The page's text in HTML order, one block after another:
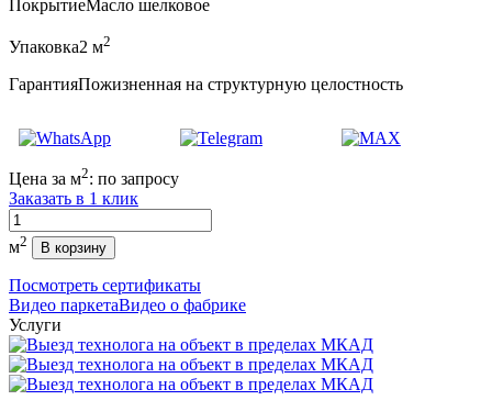
ПокрытиеМасло шелковое
Упаковка2 м2
ГарантияПожизненная на структурную целостность
Цена за м2: по запросу
Заказать в 1 клик
Количество
м2 В корзину
Посмотреть сертификаты
Видео паркетаВидео о фабрике
Услуги